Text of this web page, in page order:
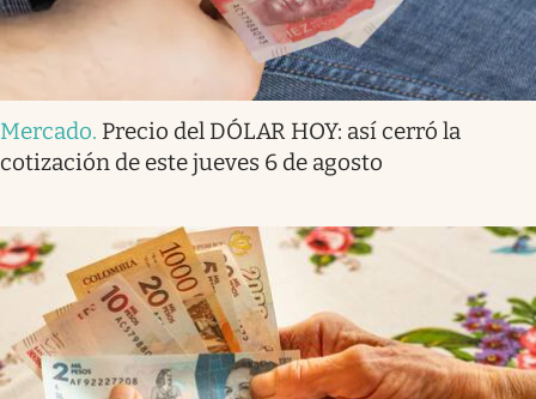
Mercado. Precio del DÓLAR HOY: así cerró la
cotización de este jueves 6 de agosto